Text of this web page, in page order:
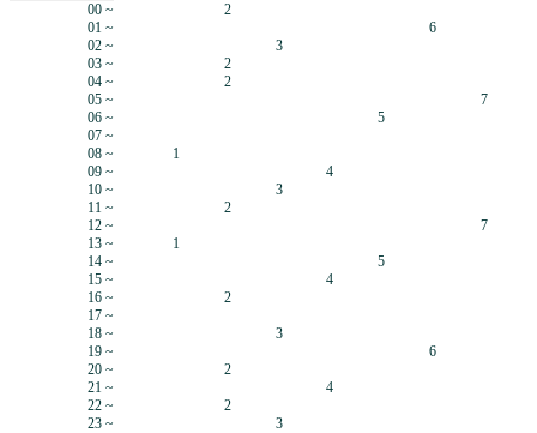
00 ~
2
01 ~
6
02 ~
3
03 ~
2
04 ~
2
05 ~
7
06 ~
5
07 ~
08 ~
1
09 ~
4
10 ~
3
11 ~
2
12 ~
7
13 ~
1
14 ~
5
15 ~
4
16 ~
2
17 ~
18 ~
3
19 ~
6
20 ~
2
21 ~
4
22 ~
2
23 ~
3